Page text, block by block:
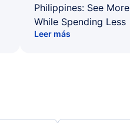
Philippines: See More
While Spending Less
Leer más